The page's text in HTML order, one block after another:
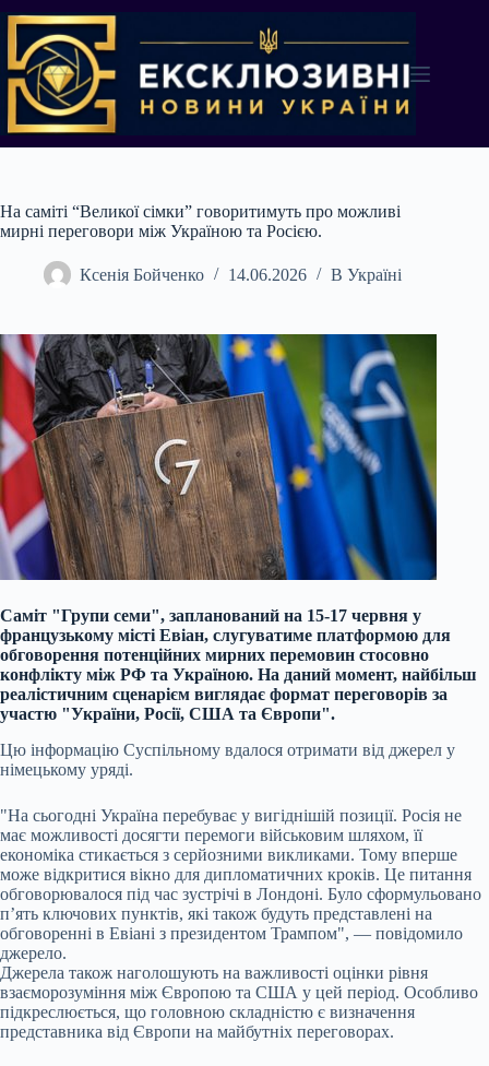
до
вмісту
На саміті “Великої сімки” говоритимуть про можливі
мирні переговори між Україною та Росією.
Ксенія Бойченко 14.06.2026 В Україні
Саміт "Групи семи", запланований на 15-17 червня у
французькому місті Евіан, слугуватиме платформою для
обговорення потенційних мирних перемовин стосовно
конфлікту між РФ та Україною. На даний момент, найбільш
реалістичним сценарієм виглядає формат переговорів за
участю "України, Росії, США та Європи".
Цю інформацію Суспільному вдалося отримати від джерел у
німецькому уряді.
"На сьогодні Україна перебуває у вигіднішій позиції. Росія не
має можливості досягти перемоги військовим шляхом, її
економіка стикається з серйозними викликами. Тому вперше
може відкритися вікно для дипломатичних кроків. Це питання
обговорювалося під час зустрічі в Лондоні. Було сформульовано
п’ять ключових пунктів, які також будуть представлені на
обговоренні в Евіані з президентом Трампом", — повідомило
джерело.
Джерела також наголошують на важливості оцінки рівня
взаєморозуміння між Європою та США у цей період. Особливо
підкреслюється, що головною складністю є визначення
представника від Європи на майбутніх переговорах.